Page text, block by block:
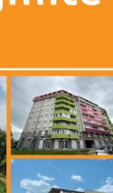
Stup.
centar, Ećo
kao i ostali